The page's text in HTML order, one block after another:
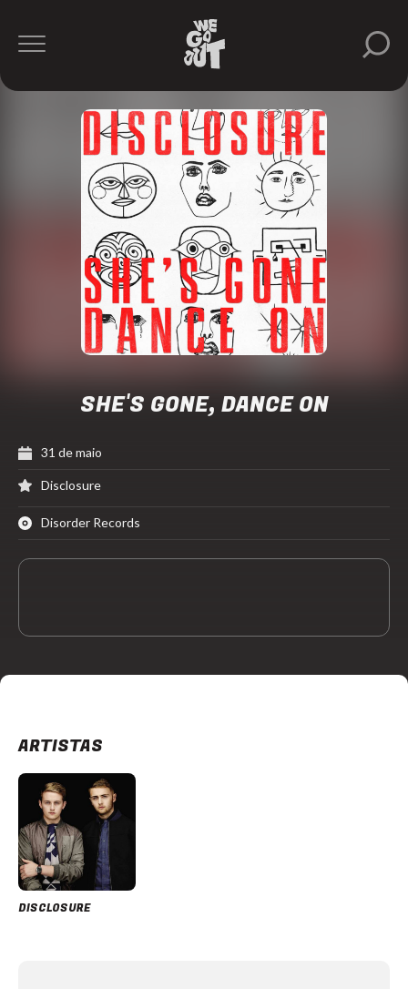
SHE'S GONE, DANCE ON
31 de maio
Disclosure
Disorder Records
ARTISTAS
DISCLOSURE